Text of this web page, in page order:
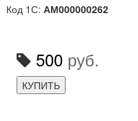
Код 1С: АМ000000262
500 руб.
КУПИТЬ